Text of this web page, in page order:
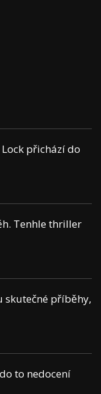
přichází do
Tenhle thriller
skutečné příběhy,
to nedocení